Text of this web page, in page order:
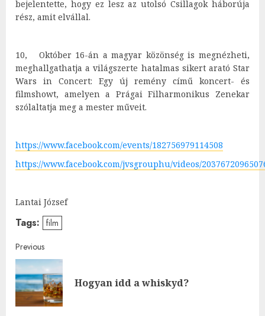
bejelentette, hogy ez lesz az utolsó Csillagok háborúja
rész, amit elvállal.
10, Október 16-án a magyar közönség is megnézheti,
meghallgathatja a világszerte hatalmas sikert arató Star
Wars in Concert: Egy új remény című koncert- és
filmshowt, amelyen a Prágai Filharmonikus Zenekar
szólaltatja meg a mester műveit.
https://www.facebook.com/events/182756979114508
https://www.facebook.com/jvsgrouphu/videos/
Lantai József
Tags: film
Post
navigation
Previous
Hogyan idd a whiskyd?